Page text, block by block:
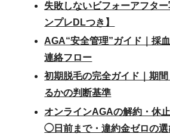
失敗しないビフォーアフタ
ンプレDLつき】
AGA“安全管理”ガイド｜採
連絡フロー
初期脱毛の完全ガイド｜期
るかの判断基準
オンラインAGAの解約・休
◯日前まで・違約金ゼロの選